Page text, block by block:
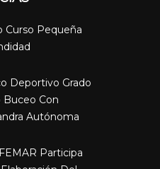
Curso Pequeña
Deportivo Grado
Buceo Con
Autónoma
Participa